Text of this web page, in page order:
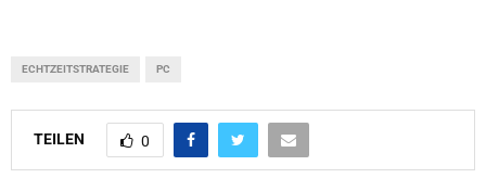
ECHTZEITSTRATEGIE PC
TEILEN 0